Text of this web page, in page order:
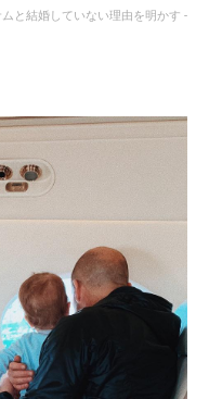
と結婚していない理由を明かす -